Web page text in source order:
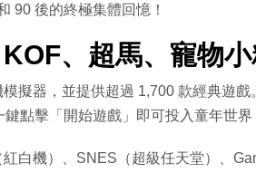
90 後的終極集體回憶！
、超馬、寵物
擬器，並提供超過 1,700 款經典遊戲
點擊「開始遊戲」即可投入童年世界
白機）、SNES（超級任天堂）、